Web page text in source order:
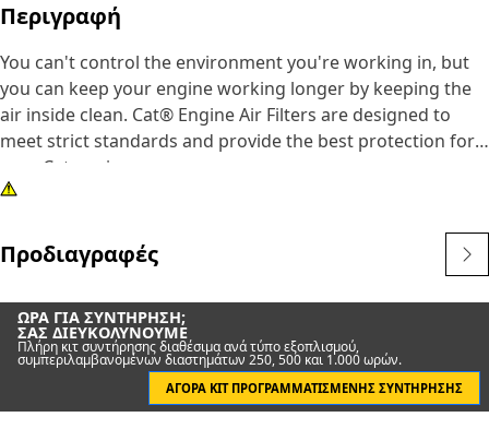
Περιγραφή
You can't control the environment you're working in, but
you can keep your engine working longer by keeping the
air inside clean. Cat® Engine Air Filters are designed to
meet strict standards and provide the best protection for
your Cat engine.
Προδιαγραφές
ΏΡΑ ΓΙΑ ΣΥΝΤΉΡΗΣΗ;
ΣΑΣ ΔΙΕΥΚΟΛΎΝΟΥΜΕ
Πλήρη κιτ συντήρησης διαθέσιμα ανά τύπο εξοπλισμού,
συμπεριλαμβανομένων διαστημάτων 250, 500 και 1.000 ωρών.
ΑΓΟΡΆ ΚΙΤ ΠΡΟΓΡΑΜΜΑΤΙΣΜΈΝΗΣ ΣΥΝΤΉΡΗΣΗΣ